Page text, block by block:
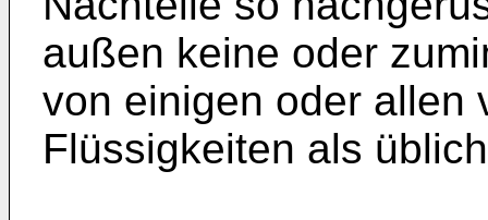
außen keine oder
von einigen oder allen
Flüssigkeiten als